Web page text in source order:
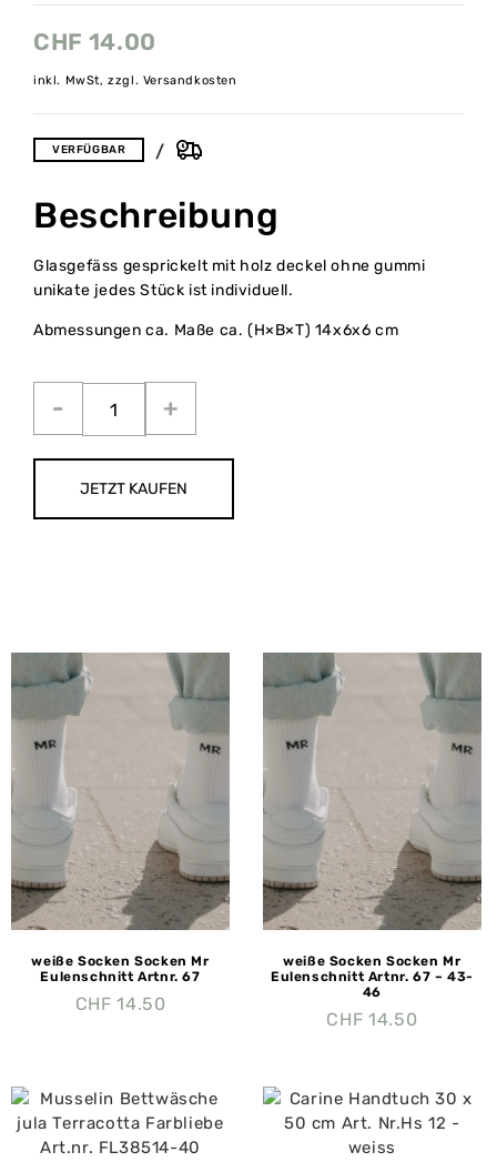
CHF 14.00
inkl. MwSt, zzgl. Versandkosten
VERFÜGBAR
Beschreibung
Glasgefäss gesprickelt mit holz deckel ohne gummi
unikate jedes Stück ist individuell.
Abmessungen ca. Maße ca. (H×B×T) 14x6x6 cm
JETZT KAUFEN
weiße Socken Socken Mr
Eulenschnitt Artnr. 67
CHF 14.50
weiße Socken Socken Mr
Eulenschnitt Artnr. 67 – 43-
46
CHF 14.50